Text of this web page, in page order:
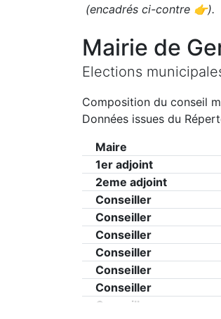
(encadrés ci-contre 👉).
Mairie de
Elections
Composition du conseil
Données issues du
Maire
1er adjoint
2eme adjoint
Conseiller
Conseiller
Conseiller
Conseiller
Conseiller
Conseiller
Conseiller